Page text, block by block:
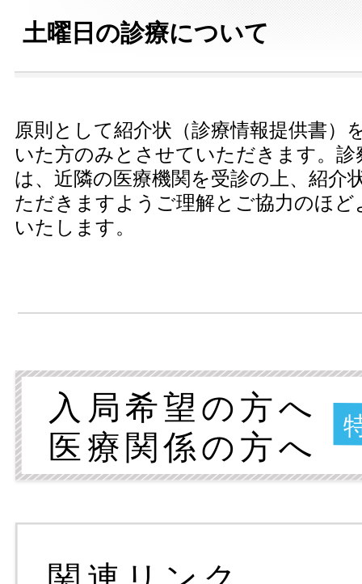
土曜日の診療について
原則として紹介状（診療情報提供書）
いた方のみとさせていただきます。診
は、近隣の医療機関を受診の上、紹介
ただきますようご理解とご協力のほ
いたします。